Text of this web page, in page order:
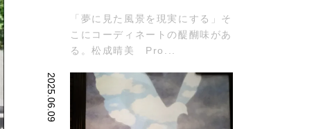
「夢に見た風景を現実にする」そ
こにコーディネートの醍醐味があ
る。松成晴美 Pro...
2025.06.09